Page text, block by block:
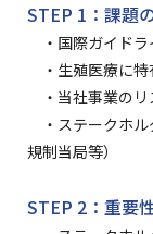
STEP 1：課題
・国際ガイドラ
・生殖医療に特
・当社事業のリ
・ステークホル
規制当局等）
STEP 2：重要